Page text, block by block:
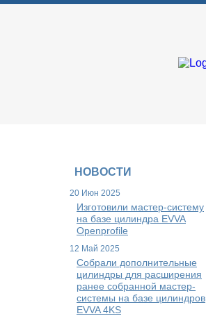
НОВОСТИ
20 Июн 2025
Изготовили мастер-систему
на базе цилиндра EVVA
Openprofile
12 Май 2025
Собрали дополнительные
цилиндры для расширения
ранее собранной мастер-
системы на базе цилиндров
EVVA 4KS